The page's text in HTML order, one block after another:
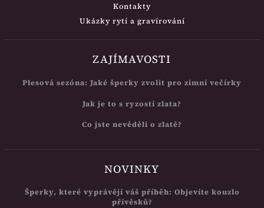
Kontakty
Ukázky rytí a gravírování
ZAJÍMAVOSTI
Plesová sezóna: Jaké šperky zvolit pro zimní večírky
Jak je to s ryzostí zlata?
Co jste nevěděli o zlatě?
NOVINKY
Šperky, které vyprávějí váš příběh: Objevíte kouzlo
přívěsků?